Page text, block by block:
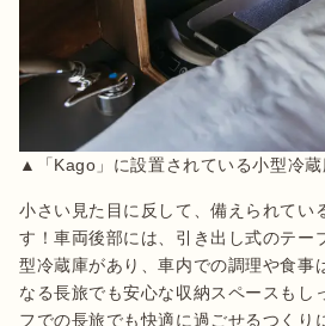
▲「Kago」に設置されている小型冷蔵
小さい見た目に反して、備えられてい
す！車両後部には、引き出し式のテー
型冷蔵庫があり、車内での調理や食事
なる長旅でも安心な収納スペースもし
フでの長旅でも快適に過ごせるつくり